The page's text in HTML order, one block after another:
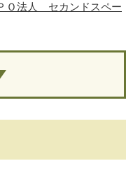
Ｏ法人 セカンドスペー